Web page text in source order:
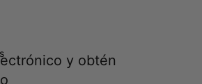
y obtén